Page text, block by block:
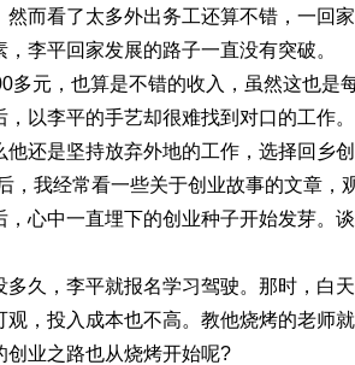
然而看了太多外出务工还算不错，一回
李平回家发展的路子一直没有突破。
多元，也算是不错的收入，虽然这也是
，以李平的手艺却很难找到对口的工作
他还是坚持放弃外地的工作，选择回乡
，我经常看一些关于创业故事的文章，
，心中一直埋下的创业种子开始发芽。
多久，李平就报名学习驾驶。那时，白
观，投入成本也不高。教他烧烤的老师
创业之路也从烧烤开始呢?